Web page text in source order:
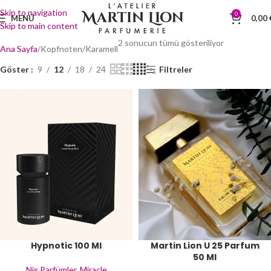
Skip to navigation
Skip to main content
MENÜ 0 0,00
Ana Sayfa Kopfnoten Karamell
2 sonucun tümü gösteriliyor
Göster 9 12 18 24 Filtreler
Hypnotic 100 Ml
Martin Lion U 25 Parfum
50 Ml